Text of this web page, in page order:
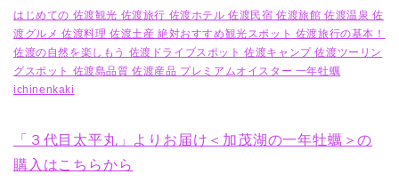
はじめての 佐渡観光 佐渡旅行 佐渡ホテル 佐渡民宿 佐渡旅館 佐渡温泉 佐
渡グルメ 佐渡料理 佐渡土産 絶対おすすめ観光スポット 佐渡旅行の基本！
佐渡の自然を楽しもう 佐渡ドライブスポット 佐渡キャンプ 佐渡ツーリン
グスポット 佐渡島品質 佐渡産品 プレミアムオイスター 一年牡蠣
ichinenkaki
「３代目太平丸」よりお届け＜加茂湖の一年牡蠣＞の
購入はこちらから